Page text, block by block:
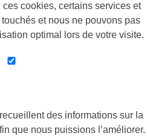
cookies, certains services et
et nous ne pouvons pas
optimal lors de votre visite.
des informations sur la
que nous puissions l’améliorer.